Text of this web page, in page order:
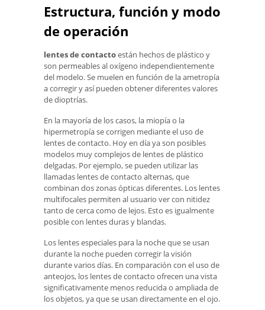
Estructura, función y modo
de operación
lentes de contactoestán hechos de plástico y
son permeables al oxígeno independientemente
del modelo. Se muelen en función de la ametropía
a corregir y así pueden obtener diferentes valores
de dioptrías.
En la mayoría de los casos, la miopía o la
hipermetropía se corrigen mediante el uso de
lentes de contacto. Hoy en día ya son posibles
modelos muy complejos de lentes de plástico
delgadas. Por ejemplo, se pueden utilizar las
llamadas lentes de contacto alternas, que
combinan dos zonas ópticas diferentes. Los lentes
multifocales permiten al usuario ver con nitidez
tanto de cerca como de lejos. Esto es igualmente
posible con lentes duras y blandas.
Los lentes especiales para la noche que se usan
durante la noche pueden corregir la visión
durante varios días. En comparación con el uso de
anteojos, los lentes de contacto ofrecen una vista
significativamente menos reducida o ampliada de
los objetos, ya que se usan directamente en el ojo.